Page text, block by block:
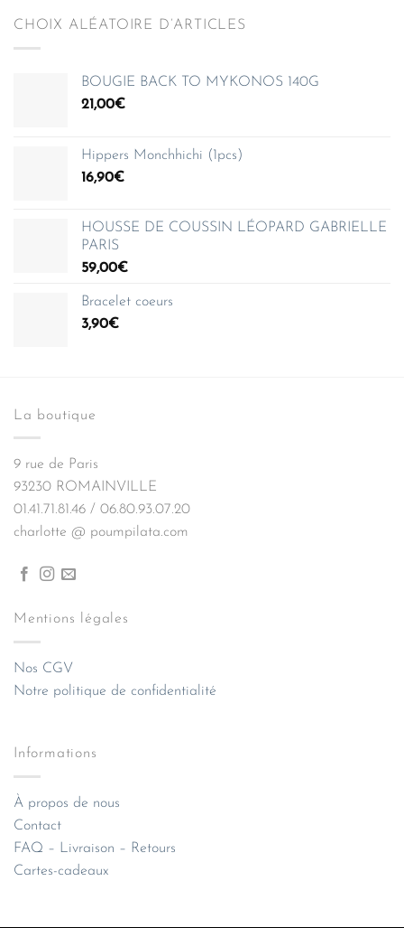
CHOIX ALÉATOIRE D’ARTICLES
BOUGIE BACK TO MYKONOS 140G
21,00€
Hippers Monchhichi (1pcs)
16,90€
HOUSSE DE COUSSIN LÉOPARD GABRIELLE
PARIS
59,00€
Bracelet coeurs
3,90€
La boutique
9 rue de Paris
93230 ROMAINVILLE
01.41.71.81.46 / 06.80.93.07.20
charlotte @ poumpilata.com
Mentions légales
Nos CGV
Notre politique de confidentialité
Informations
À propos de nous
Contact
FAQ – Livraison – Retours
Cartes-cadeaux